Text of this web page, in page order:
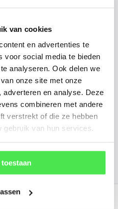
van cookies
en advertenties te
voor social media te bieden
analyseren. Ook delen we
onze site met onze
en analyse. Deze
combineren met andere
verstrekt of die ze hebben
gebruik van hun services.
Stuur ons
hoe uw plant of
eruit ziet? We
sturen.
niet bereikbaar)
a 4.7/